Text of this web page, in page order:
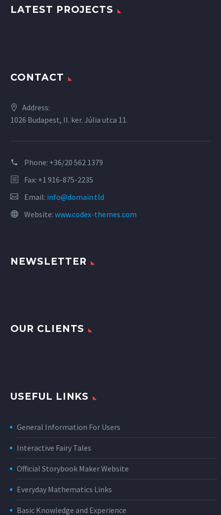
LATEST PROJECTS
CONTACT
Address:
1026 Budapest, II. ker. Júlia utca 11.
Phone: +36/20 562 1379
Fax: +1 916-875-2235
Email: info@domain.tld
Website: www.codex-themes.com
NEWSLETTER
OUR CLIENTS
USEFUL LINKS
General Information For Users
Interactive Fairy Tales
Official Storybook Maker Website
Everyday Mathematics Links
Basic Knowledge and Experience